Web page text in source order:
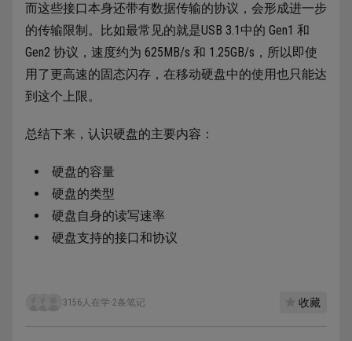
而这些接口本身还带有数据传输的协议，会形成进一步
的传输限制。比如最常见的就是USB 3.1中的 Gen1 和
Gen2 协议，速度约为 625MB/s 和 1.25GB/s，所以即使
用了更高速的固态闪存，在移动硬盘中的使用也只能达
到这个上限。
总结下来，认识硬盘的主要内容：
硬盘的容量
硬盘的类型
硬盘自身的读写速率
硬盘支持的接口和协议
3156人在学·2条笔记 收藏